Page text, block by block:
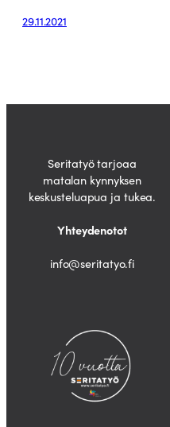
29.11.2021
Seritatyö tarjoaa
matalan kynnyksen
keskusteluapua ja tukea.
Yhteydenotot
info@seritatyo.fi